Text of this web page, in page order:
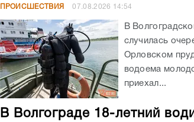
ПРОИСШЕСТВИЯ 07.08.2026 14:54
В
случилась
Орловском
водоема
приехал...
В Волгограде 18-летний